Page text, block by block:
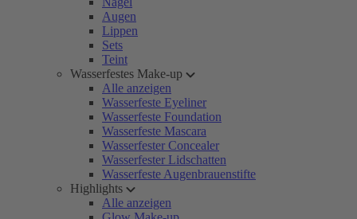
Augen
Lippen
Sets
Teint
Wasserfestes Make-up
Alle anzeigen
Wasserfeste Eyeliner
Wasserfeste Foundation
Wasserfeste Mascara
Wasserfester Concealer
Wasserfester Lidschatten
Wasserfeste Augenbrauenstifte
Highlights
Alle anzeigen